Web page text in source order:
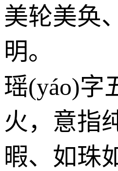
美轮美奂
明。
瑶(yáo)字
火 ，意指
暇、如珠